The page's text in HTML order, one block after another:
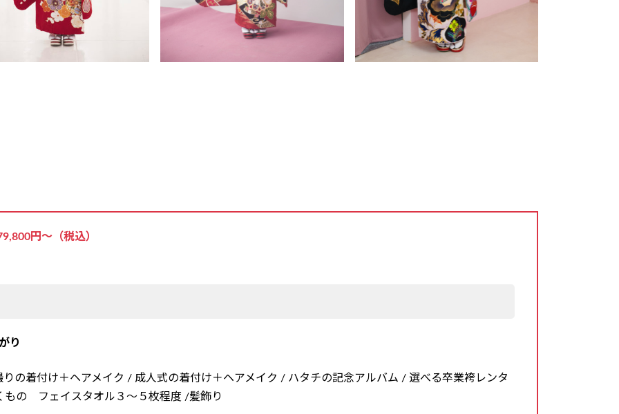
円〜（税込）
り
の着付け＋ヘアメイク / 成人式の着付け＋ヘアメイク / ハタチの記念アルバム / 選べる卒業袴レンタ
の フェイスタオル３～５枚程度 /髪飾り